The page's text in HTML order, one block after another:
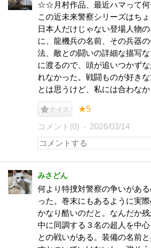
☆☆月村作品、最近ハマって何
この近未来警察シリーズはちょ
日本人だけじゃない登場人物
に、龍機兵の名前、その兵器
法、敵との闘いの詳細な描写
に渡るので、頭が追いつかず
れなかった。戦闘ものが好き
とは思うけど、私には合わな
ナイス ★5
コメント(0) 2026/03/14
みさどん
何より特捜対警察の争いがあ
った。巻末にもあるように実
かなり酷いのだと。なんだか
中に同調する３名の超人を中
との戦いがある。装備の名前